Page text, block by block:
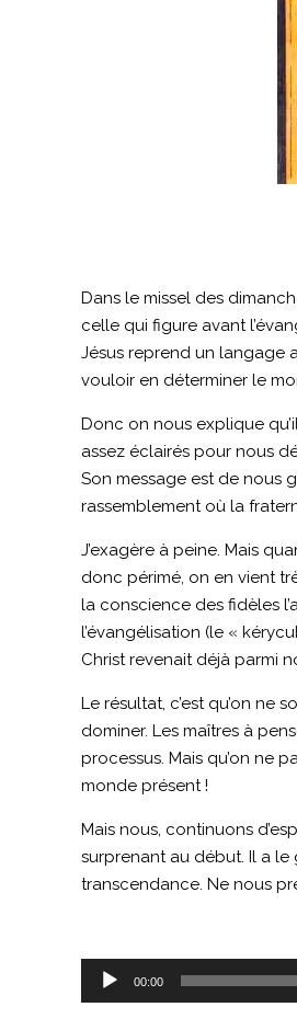
Dans le missel des
celle qui figure avant
Jésus reprend un langage
vouloir en déterminer le
Donc on nous explique
assez éclairés pour nous
Son message est de nous
rassemblement où la
J’exagère à peine. Mais
donc périmé, on en vient
la conscience des fidèles
l’évangélisation (le «
Christ revenait déjà parmi
Le résultat, c’est qu’on ne
dominer. Les maîtres à
processus. Mais qu’on ne
monde présent !
Mais nous, continuons
surprenant au début. Il a le
transcendance. Ne nous
Lecteur
audio
00:00